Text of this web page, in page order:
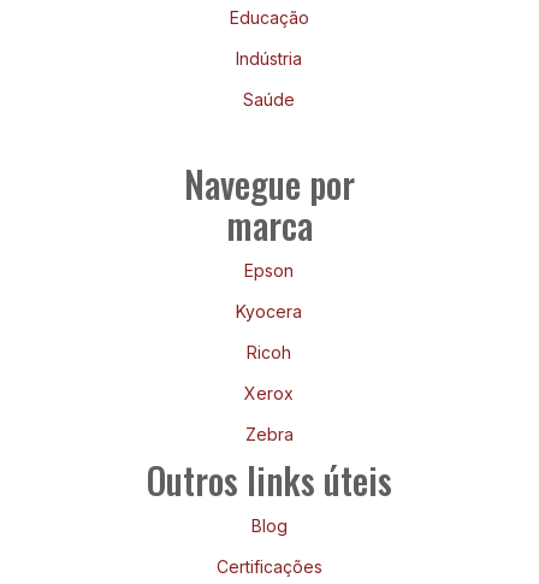
Educação
Indústria
Saúde
Navegue por
marca
Epson
Kyocera
Ricoh
Xerox
Zebra
Outros links úteis
Blog
Certificações